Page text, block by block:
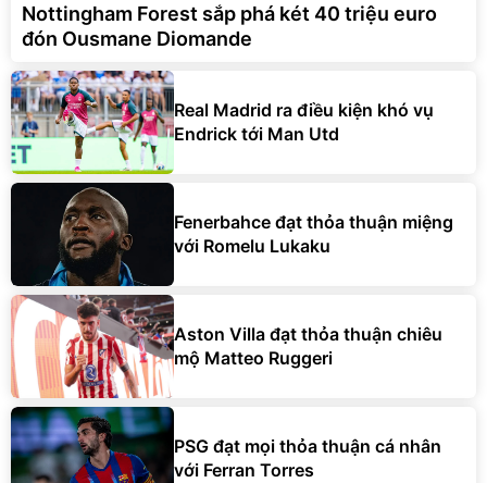
Nottingham Forest sắp phá két 40 triệu euro
đón Ousmane Diomande
Real Madrid ra điều kiện khó vụ
Endrick tới Man Utd
Fenerbahce đạt thỏa thuận miệng
với Romelu Lukaku
Aston Villa đạt thỏa thuận chiêu
mộ Matteo Ruggeri
PSG đạt mọi thỏa thuận cá nhân
với Ferran Torres